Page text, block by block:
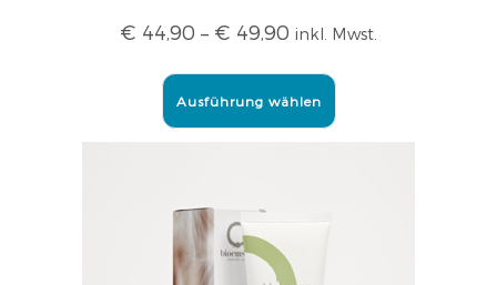
€ 44,90 – € 49,90 inkl. Mwst.
Ausführung wählen